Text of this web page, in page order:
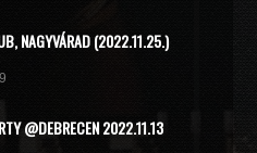
NAGYVÁRAD (2022.11.25.)
@DEBRECEN 2022.11.13